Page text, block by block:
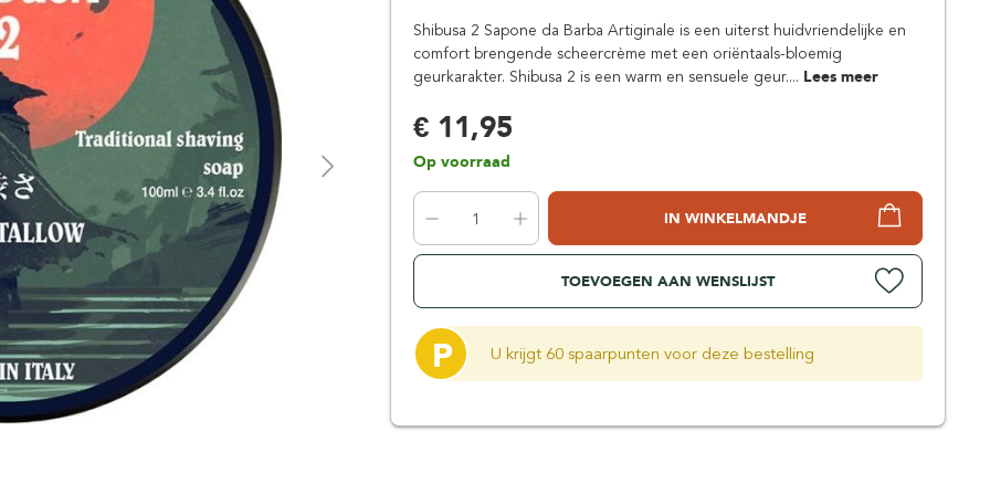
Floris London
Gentlemen's Tonic
Giesen & Forsthoff
Gillette
Henson Shaving
Herold Solingen
Kasho Kai
Parker
Pereira Shavery
Perma-Sharp
Personna
Premax
Proraso
Stirling Soap Company
St. James of London
Shibusa 2 Sapone da Barba Artiginale is een uiterst huidvriendelijke en
comfort brengende scheercrème met een oriëntaals-bloemig
geurkarakter. Shibusa 2 is een warm en sensuele geur.... Lees meer
€ 11,95
Op voorraad
IN WINKELMANDJE
TOEVOEGEN AAN WENSLIJST
P U krijgt 60 spaarpunten voor deze bestelling